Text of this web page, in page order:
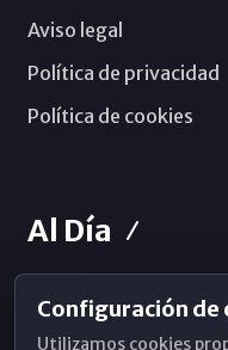
Aviso legal
Política de privacidad
Política de cookies
Al Día
Horarios de Misa
Configuración de
Utilizamos cookies